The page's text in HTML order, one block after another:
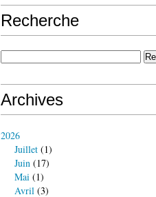
Recherche
Archives
2026
Juillet (1)
Juin (17)
Mai (1)
Avril (3)